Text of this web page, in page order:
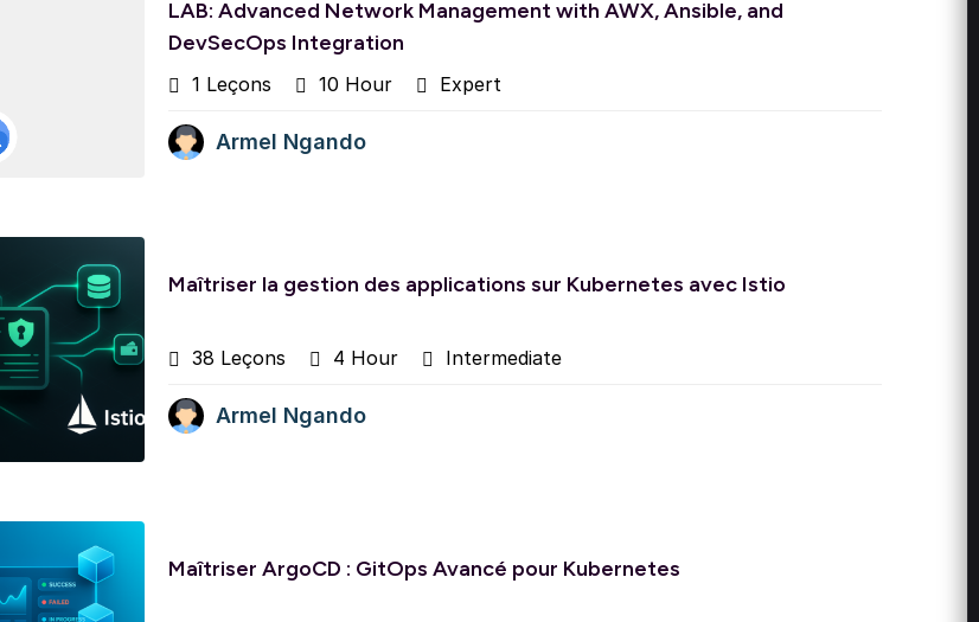
LAB: Advanced Network Management with AWX, Ansible, and
DevSecOps Integration
1 Leçons 10 Hour Expert
Armel Ngando
Maîtriser la gestion des applications sur Kubernetes avec Istio
38 Leçons 4 Hour Intermediate
Armel Ngando
Maîtriser ArgoCD : GitOps Avancé pour Kubernetes